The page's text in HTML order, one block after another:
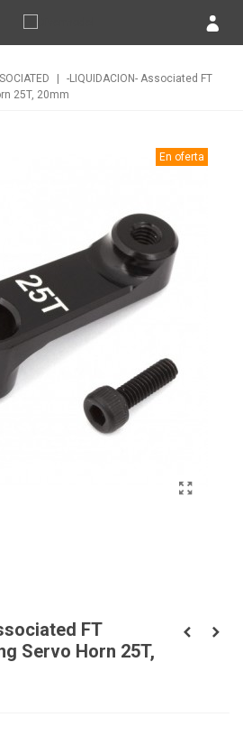
-LIQUIDACION- Associated FT
25T, 20mm
En oferta
FT
Servo Horn 25T,